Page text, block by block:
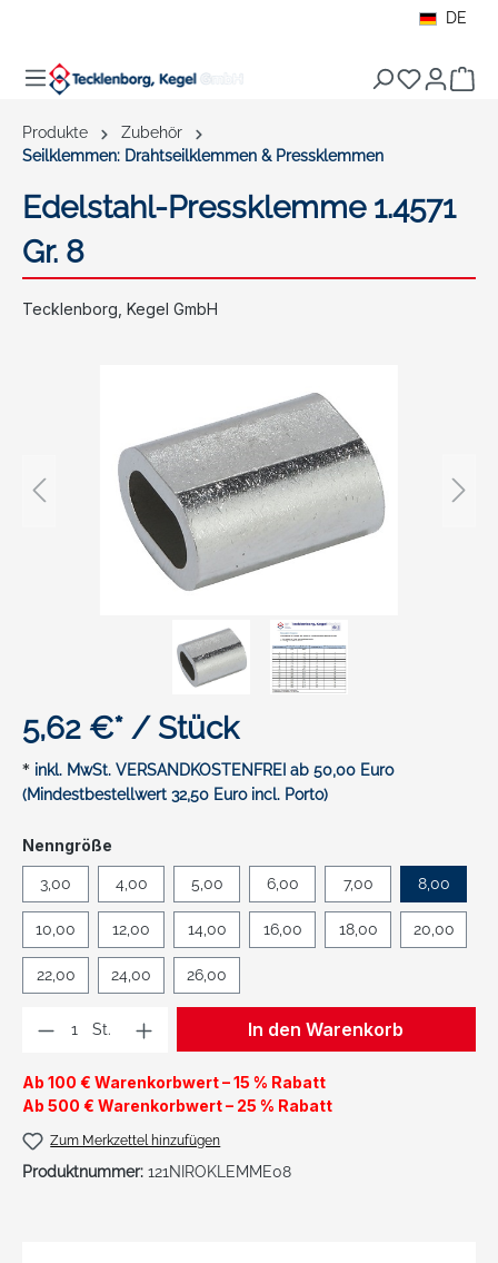
DE
Produkte
Zubehör
Seilklemmen: Drahtseilklemmen & Pressklemmen
Edelstahl-Pressklemme 1.4571
Gr. 8
Tecklenborg, Kegel GmbH
5,62 €* / Stück
* inkl. MwSt. VERSANDKOSTENFREI ab 50,00 Euro
(Mindestbestellwert 32,50 Euro incl. Porto)
Nenngröße
3,00 4,00 5,00 6,00 7,00 8,00
10,00 12,00 14,00 16,00 18,00 20,00
22,00 24,00 26,00
Produkt Anzahl: Gib den
St. In den Warenkorb
Ab 100 € Warenkorbwert – 15 % Rabatt
Ab 500 € Warenkorbwert – 25 % Rabatt
Zum Merkzettel hinzufügen
Produktnummer: 121NIROKLEMME08